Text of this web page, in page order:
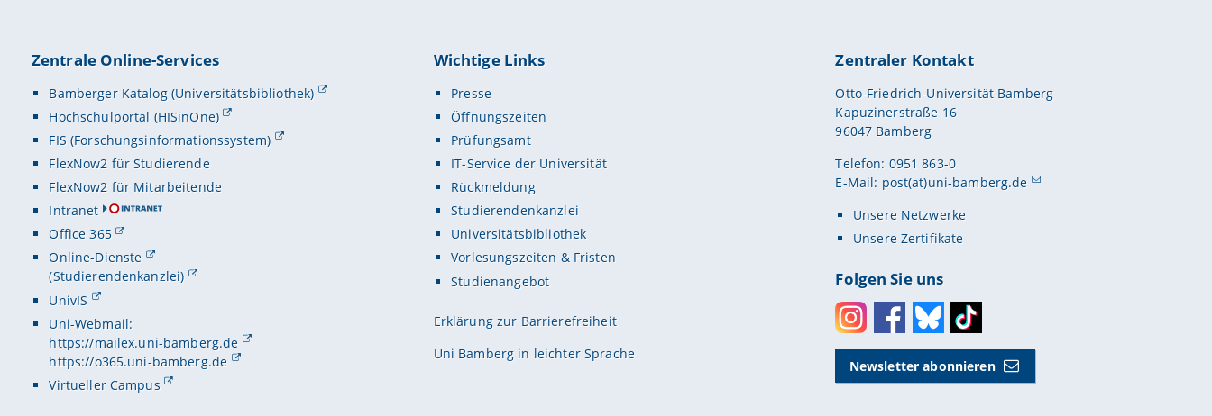
Zentrale Online-Services
Bamberger Katalog (Universitätsbibliothek)
Hochschulportal (HISinOne)
FIS (Forschungsinformationssystem)
FlexNow2 für Studierende
FlexNow2 für Mitarbeitende
Intranet
Office 365
Online-Dienste
(Studierendenkanzlei)
UnivIS
Uni-Webmail:
https://mailex.uni-bamberg.de
https://o365.uni-bamberg.de
Virtueller Campus
Wichtige Links
Presse
Öffnungszeiten
Prüfungsamt
IT-Service der Universität
Rückmeldung
Studierendenkanzlei
Universitätsbibliothek
Vorlesungszeiten & Fristen
Studienangebot
Erklärung zur Barrierefreiheit
Uni Bamberg in leichter Sprache
Zentraler Kontakt
Otto-Friedrich-Universität Bamberg
Kapuzinerstraße 16
96047 Bamberg
Telefon: 0951 863-0
E-Mail: post(at)uni-bamberg.de
Unsere Netzwerke
Unsere Zertifikate
Folgen Sie uns
InstagramFacebookBlueskyToktok
Newsletter abonnieren